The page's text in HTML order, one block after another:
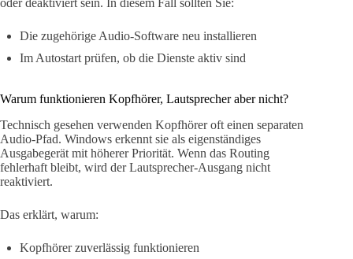
Die zugehörige Audio-Software neu installieren
Im Autostart prüfen, ob die Dienste aktiv sind
Warum funktionieren Kopfhörer, Lautsprecher aber nicht?
Technisch gesehen verwenden Kopfhörer oft einen separaten
Audio-Pfad. Windows erkennt sie als eigenständiges
Ausgabegerät mit höherer Priorität. Wenn das Routing
fehlerhaft bleibt, wird der Lautsprecher-Ausgang nicht
reaktiviert.
Das erklärt, warum:
Kopfhörer zuverlässig funktionieren